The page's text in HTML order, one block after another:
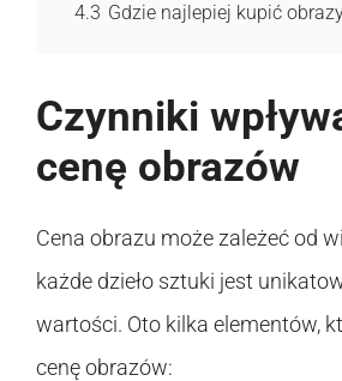
4.3 Gdzie najlepiej kupić
Czynniki
cenę obrazów
Cena obrazu może zależeć od
każde dzieło sztuki jest
wartości. Oto kilka elementów,
cenę obrazów: